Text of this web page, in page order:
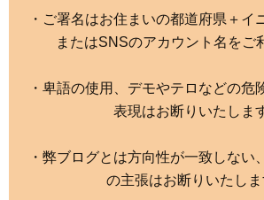
・ご署名はお住まいの都道府県＋イ
またはSNSのアカウント名をご
・卑語の使用、デモやテロなどの危
表現はお断りいたしま
・弊ブログとは方向性が一致しない
の主張はお断りいたしま